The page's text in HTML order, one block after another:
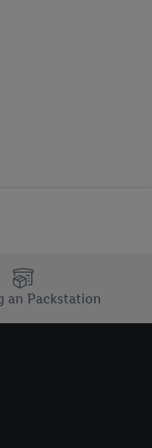
an Packstation